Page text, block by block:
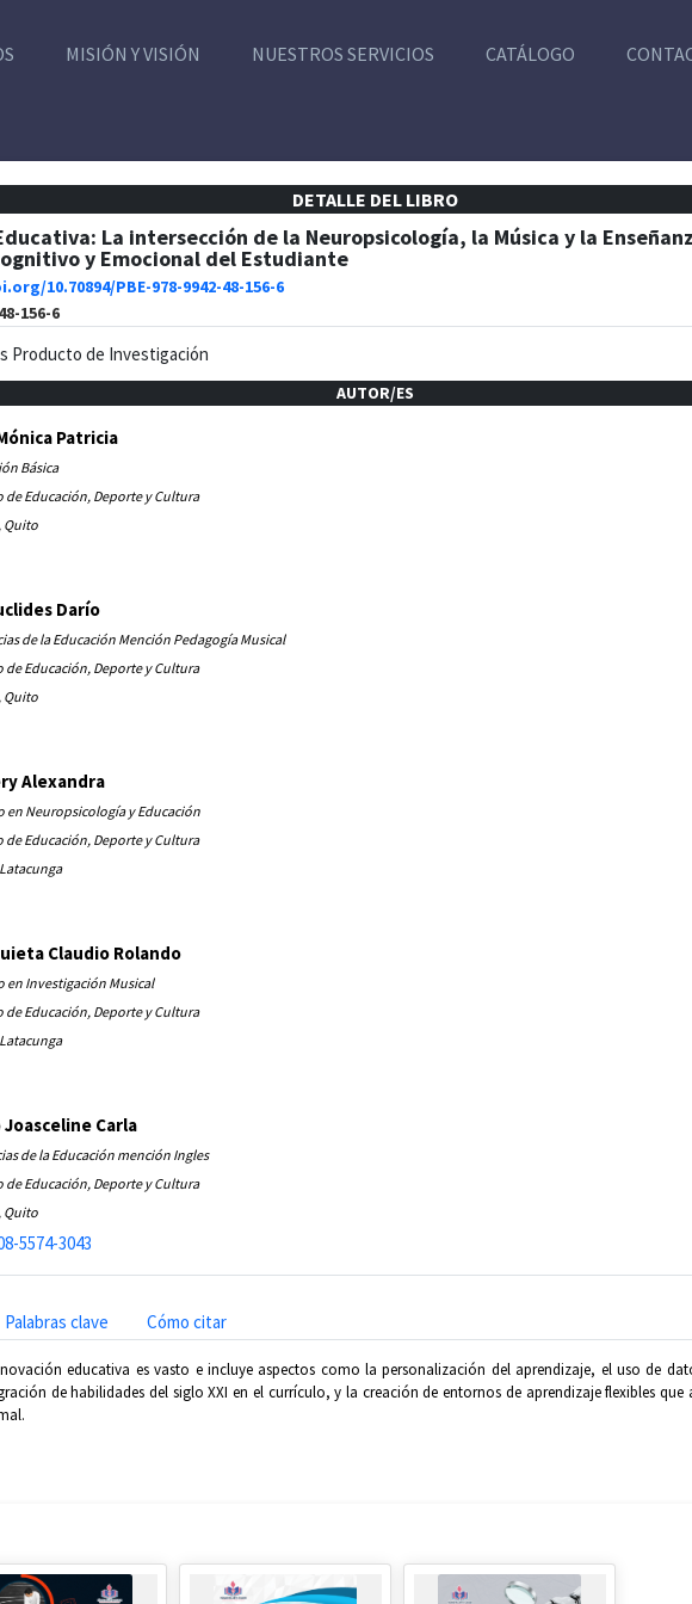
MISIÓN Y VISIÓN NUESTROS SERVICIOS CATÁLOGO
DETALLE DEL LIBRO
La intersección de la Neuropsicología, la Música y la
y Emocional del Estudiante
10.70894/PBE-978-9942-48-156-6
156-6
Producto de Investigación
AUTOR/ES
Patricia
Básica
de Educación, Deporte y Cultura
Quito
Darío
de la Educación Mención Pedagogía Musical
de Educación, Deporte y Cultura
Quito
Alexandra
en Neuropsicología y Educación
de Educación, Deporte y Cultura
Claudio Rolando
en Investigación Musical
de Educación, Deporte y Cultura
Carla
de la Educación mención Ingles
de Educación, Deporte y Cultura
Quito
5574-3043
Palabras clave Cómo citar
educativa es vasto e incluye aspectos como la personalización del aprendizaje, el uso de
de habilidades del siglo XXI en el currículo, y la creación de entornos de aprendizaje flexibles